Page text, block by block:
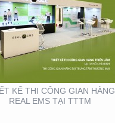
KẾ THI CÔNG GIAN HÀNG
REAL EMS TẠI TTTM
KẾ- THI CÔNG
HIỆU ” NHA KHOA
NH